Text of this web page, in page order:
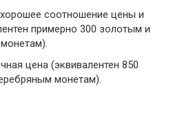
соотношение цены и
примерно 300 золотым и
цена (эквивалентен 850
монетам).